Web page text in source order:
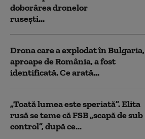
doborârea dronelor
rusești...
Drona care a explodat în Bulgaria,
aproape de România, a fost
identificată. Ce arată...
„Toată lumea este speriată”. Elita
rusă se teme că FSB „scapă de sub
control”, după ce...